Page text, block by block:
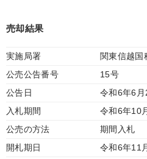
売却結果
実施局署
関東信越国
公売公告番号
15号
公告日
令和6年6月
入札期間
令和6年10
公売の方法
期間入札
開札期日
令和6年11